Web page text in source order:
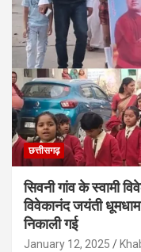
छत्तीसगढ़
सिवनी गांव के स्वामी
विवेकानंद जयंती धूमधाम
निकाली गई
January 12, 2025